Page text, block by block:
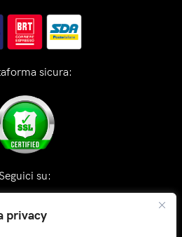
privacy
sicura:
su: